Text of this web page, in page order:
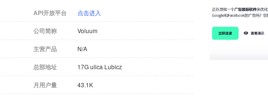
API开放平台 点击进入
公司简称 Voluum
主营产品 N/A
总部地址 17G ulica Lubicz
月用户量 43.1K